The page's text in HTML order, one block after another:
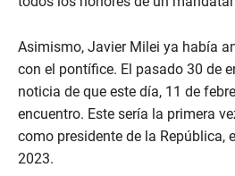
Asimismo, Javier Milei ya había
con el pontífice. El pasado 30 de
noticia de que este día, 11 de
encuentro. Este sería la primera
como presidente de la República,
2023.